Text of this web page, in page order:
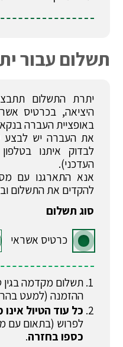
תשלום עבור
יתרת התשלום
היציאה, בכרטיס
באופציית העברה
את העברה יש לבצע
העדכני).
אנא התארגנו עם
להקדים את התשלום
סוג תשלום
כרטיס אשראי
תשלום מקדמה בגין
ההזמנה (למעט
כל עוד הטיול
לפרוש (בתאום עם
כספו בחזרה.